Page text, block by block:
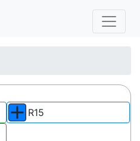
R15